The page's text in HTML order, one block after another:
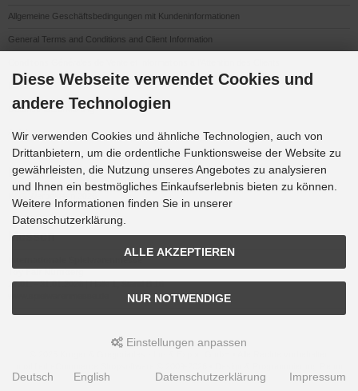
Allgemeine Geschäftsbedingungen mit Kundeninformationen
General Terms and Conditions and Client Information
Impressum
Datenschutzerklärung
Anfahrt
Downloads
Messen
Toy Fair Nürnberg
27.01. - 31.01.2026 | Halle 1, Stand B 16
Webdesign
Diese Webseite verwendet Cookies und
andere Technologien
Wir verwenden Cookies und ähnliche Technologien, auch von
Drittanbietern, um die ordentliche Funktionsweise der Website zu
gewährleisten, die Nutzung unseres Angebotes zu analysieren
und Ihnen ein bestmögliches Einkaufserlebnis bieten zu können.
Weitere Informationen finden Sie in unserer
Datenschutzerklärung.
ALLE AKZEPTIEREN
NUR NOTWENDIGE
Einstellungen anpassen
Deutsch English Datenschutzerklärung Impressum